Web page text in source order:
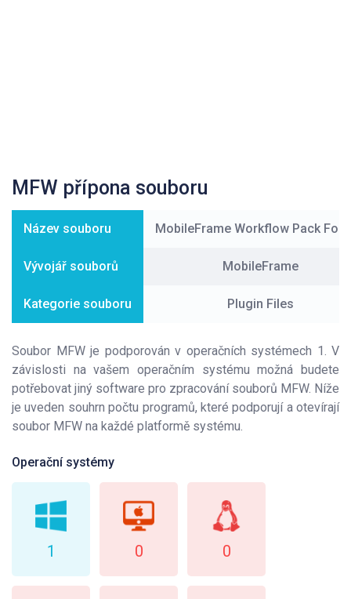
MFW přípona souboru
Název souboru MobileFrame Workflow Pack
Vývojář souborů MobileFrame
Kategorie souboru Plugin Files
Soubor MFW je podporován v operačních systémech 1. V
závislosti na vašem operačním systému možná budete
potřebovat jiný software pro zpracování souborů MFW. Níže
je uveden souhrn počtu programů, které podporují a otevírají
soubor MFW na každé platformě systému.
Operační systémy
1 0 0